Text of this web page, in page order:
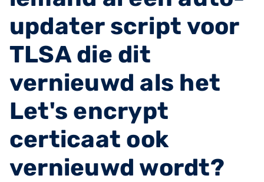
updater script voor
TLSA die dit
vernieuwd als het
Let's encrypt
certicaat ook
vernieuwd wordt?